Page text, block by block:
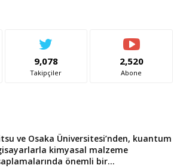
9,078
Takipçiler
2,520
Abone
ve Osaka Üniversitesi’nden, kuantum
kimyasal malzeme
önemli bir...